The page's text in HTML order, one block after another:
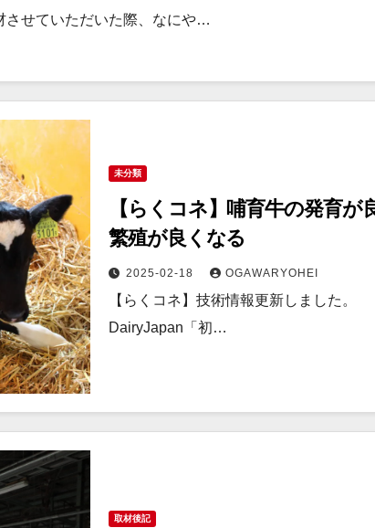
させていただいた際、なにや…
未分類
【らくコネ】哺育牛の発育が
繁殖が良くなる
2025-02-18 OGAWARYOHEI
【らくコネ】技術情報更新しました。
DairyJapan「初…
取材後記